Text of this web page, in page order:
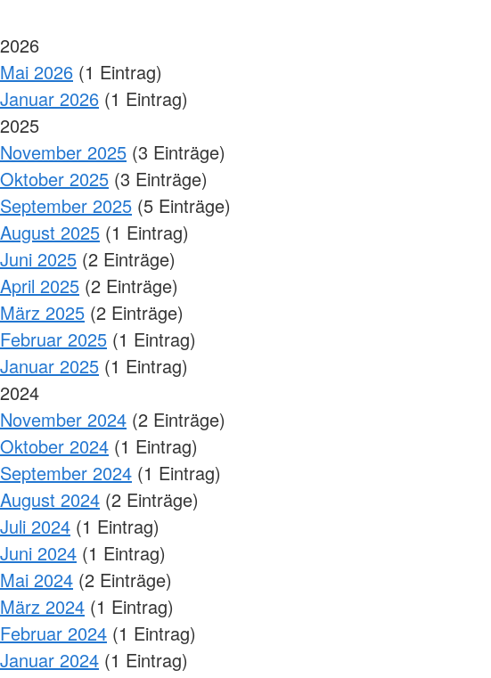
2026
Mai 2026 (1 Eintrag)
Januar 2026 (1 Eintrag)
2025
November 2025 (3 Einträge)
Oktober 2025 (3 Einträge)
September 2025 (5 Einträge)
August 2025 (1 Eintrag)
Juni 2025 (2 Einträge)
April 2025 (2 Einträge)
März 2025 (2 Einträge)
Februar 2025 (1 Eintrag)
Januar 2025 (1 Eintrag)
2024
November 2024 (2 Einträge)
Oktober 2024 (1 Eintrag)
September 2024 (1 Eintrag)
August 2024 (2 Einträge)
Juli 2024 (1 Eintrag)
Juni 2024 (1 Eintrag)
Mai 2024 (2 Einträge)
März 2024 (1 Eintrag)
Februar 2024 (1 Eintrag)
Januar 2024 (1 Eintrag)